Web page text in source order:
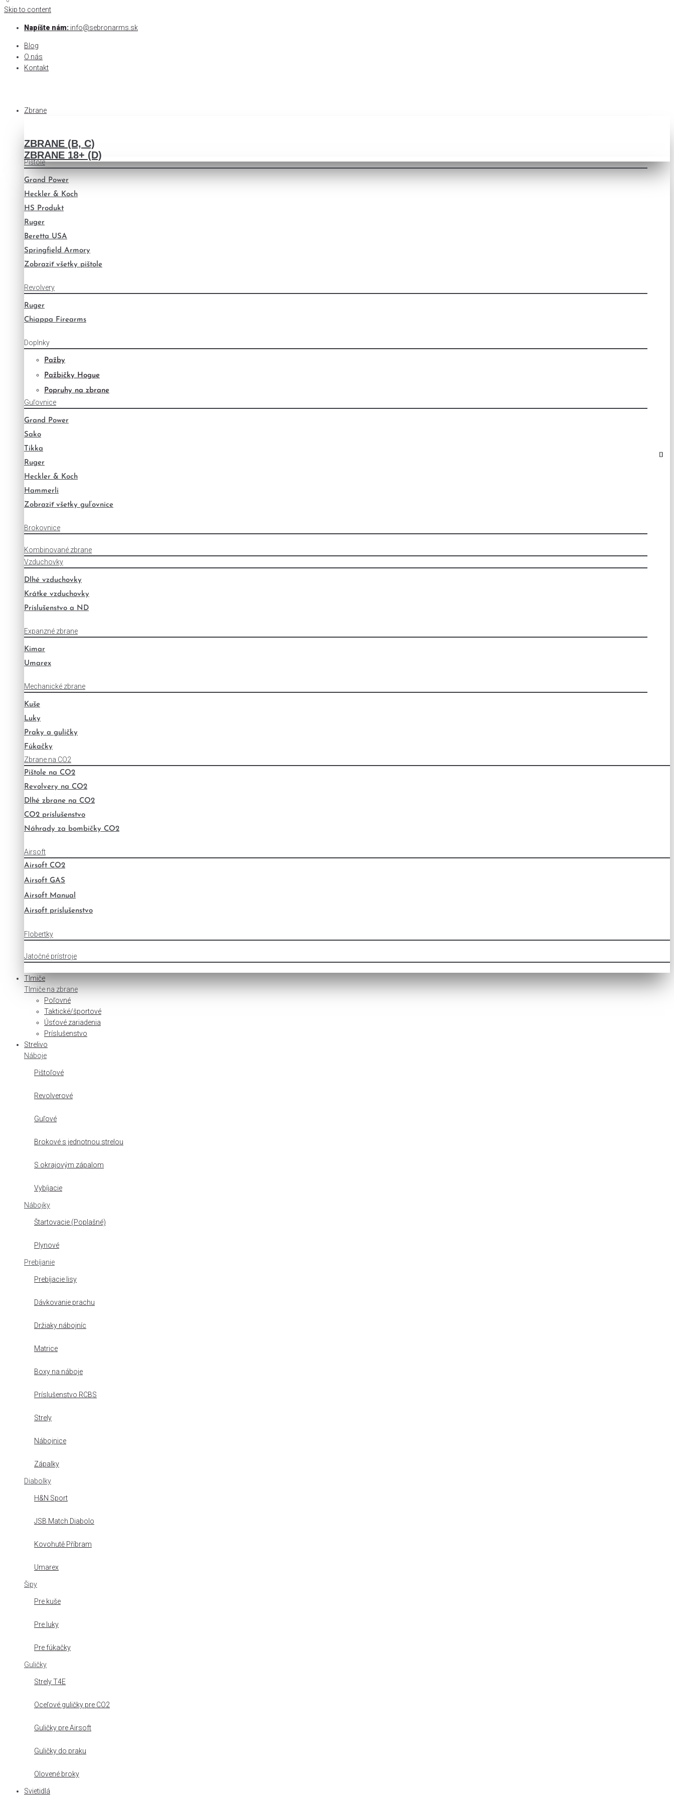
Skip to content
Napíšte nám: info@sebronarms.sk
Blog
O nás
Kontakt
Zbrane
ZBRANE (B, C)
ZBRANE 18+ (D)
Pištole
Grand Power
Heckler & Koch
HS Produkt
Ruger
Beretta USA
Springfield Armory
Zobraziť všetky pištole
Revolvery
Ruger
Chiappa Firearms
Doplnky
Pažby
Pažbičky Hogue
Popruhy na zbrane
Guľovnice
Grand Power
Sako
Tikka
Ruger
Heckler & Koch
Hammerli
Zobraziť všetky guľovnice
Brokovnice
Kombinované zbrane
Vzduchovky
Dlhé vzduchovky
Krátke vzduchovky
Príslušenstvo a ND
Expanzné zbrane
Kimar
Umarex
Mechanické zbrane
Kuše
Luky
Praky a guličky
Fúkačky
Zbrane na CO2
Pištole na CO2
Revolvery na CO2
Dlhé zbrane na CO2
CO2 príslušenstvo
Náhrady za bombičky CO2
Airsoft
Airsoft CO2
Airsoft GAS
Airsoft Manual
Airsoft príslušenstvo
Flobertky
Jatočné prístroje
Tlmiče
Tlmiče na zbrane
Poľovné
Taktické/športové
Úsťové zariadenia
Príslušenstvo
Strelivo
Náboje
Pištoľové
Revolverové
Guľové
Brokové s jednotnou strelou
S okrajovým zápalom
Vybíjacie
Nábojky
Štartovacie (Poplašné)
Plynové
Prebíjanie
Prebíjacie lisy
Dávkovanie prachu
Držiaky nábojníc
Matrice
Boxy na náboje
Príslušenstvo RCBS
Strely
Nábojnice
Zápalky
Diabolky
H&N Sport
JSB Match Diabolo
Kovohutě Příbram
Umarex
Šipy
Pre kuše
Pre luky
Pre fúkačky
Guličky
Strely T4E
Oceľové guličky pre CO2
Guličky pre Airsoft
Guličky do praku
Olovené broky
Svietidlá